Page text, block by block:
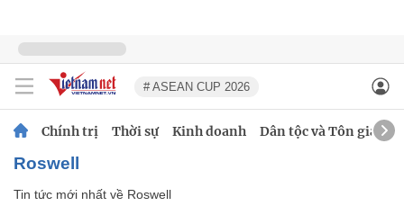
# ASEAN CUP 2026
Chính trị Thời sự Kinh doanh Dân tộc và Tôn giáo
Roswell
Tin tức mới nhất về Roswell